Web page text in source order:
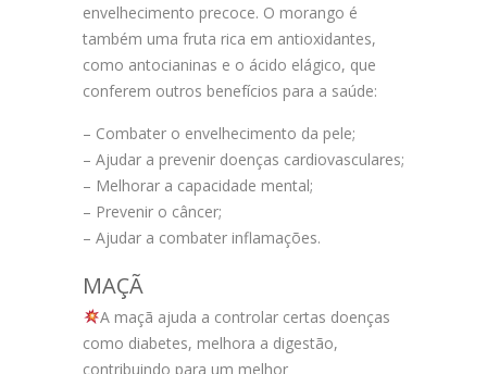
envelhecimento precoce. O morango é
também uma fruta rica em antioxidantes,
como antocianinas e o ácido elágico, que
conferem outros benefícios para a saúde:
– Combater o envelhecimento da pele;
– Ajudar a prevenir doenças cardiovasculares;
– Melhorar a capacidade mental;
– Prevenir o câncer;
– Ajudar a combater inflamações.
MAÇÃ
A maçã ajuda a controlar certas doenças
como diabetes, melhora a digestão,
contribuindo para um melhor